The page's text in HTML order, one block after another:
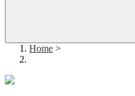
Home >